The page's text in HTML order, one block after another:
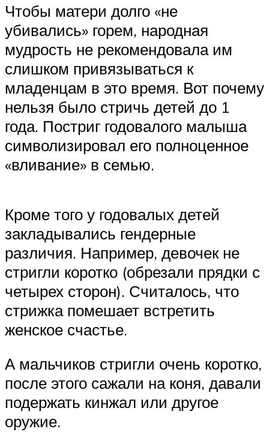
Чтобы матери долго «не
убивались» горем, народная
мудрость не рекомендовала им
слишком привязываться к
младенцам в это время. Вот почему
нельзя было стричь детей до 1
года. Постриг годовалого малыша
символизировал его полноценное
«вливание» в семью.
Кроме того у годовалых детей
закладывались гендерные
различия. Например, девочек не
стригли коротко (обрезали прядки с
четырех сторон). Считалось, что
стрижка помешает встретить
женское счастье.
А мальчиков стригли очень коротко,
после этого сажали на коня, давали
подержать кинжал или другое
оружие.